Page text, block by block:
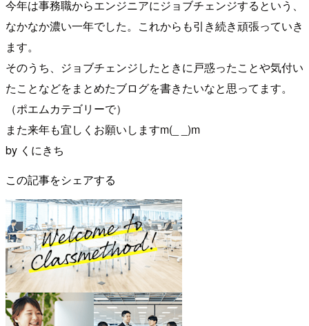
今年は事務職からエンジニアにジョブチェンジするという、
なかなか濃い一年でした。これからも引き続き頑張っていき
ます。
そのうち、ジョブチェンジしたときに戸惑ったことや気付い
たことなどをまとめたブログを書きたいなと思ってます。
（ポエムカテゴリーで）
また来年も宜しくお願いしますm(_ _)m
by くにきち
この記事をシェアする